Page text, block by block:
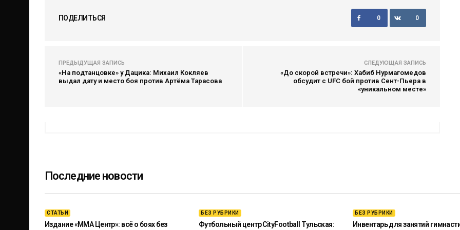
ПОДЕЛИТЬСЯ 0 0
ПРЕДЫДУЩАЯ ЗАПИСЬ
«На подтанцовке» у Дацика: Михаил Кокляев
выдал дату и место боя против Артёма Тарасова
СЛЕДУЮЩАЯ ЗАПИСЬ
«До скорой встречи»: Хабиб Нурмагомедов
обсудит с UFC бой против Сент-Пьера в
«уникальном месте»
Последние новости
СТАТЬИ
Издание «ММА Центр»: всё о боях без
БЕЗ РУБРИКИ
Футбольный центр CityFootball Тульская:
БЕЗ РУБРИКИ
Инвентарь для занятий